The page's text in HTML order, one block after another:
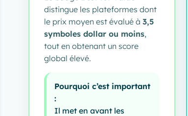
distingue les plateformes dont
le prix moyen est évalué à 3,5
symboles dollar ou moins,
tout en obtenant un score
global élevé.
Pourquoi c’est important
:
Il met en avant les